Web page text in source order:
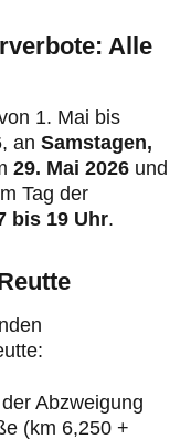
Alle
1. Mai bis
an Samstagen,
29. Mai 2026 und
Tag der
bis 19 Uhr.
Abzweigung
(km 6,250 +